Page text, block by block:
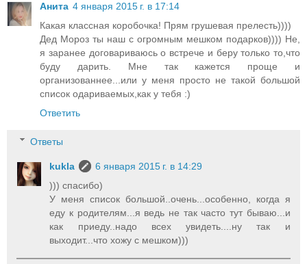
Анита 4 января 2015 г. в 17:14
Какая классная коробочка! Прям грушевая прелесть))))
Дед Мороз ты наш с огромным мешком подарков)))) Не,
я заранее договариваюсь о встрече и беру только то,что
буду дарить. Мне так кажется проще и
организованнее...или у меня просто не такой большой
список одариваемых,как у тебя :)
Ответить
Ответы
kukla
6 января 2015 г. в 14:29
))) спасибо)
У меня список большой..очень...особенно, когда я
еду к родителям...я ведь не так часто тут бываю...и
как приеду..надо всех увидеть....ну так и
выходит...что хожу с мешком)))